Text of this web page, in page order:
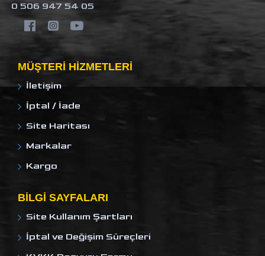
0 506 947 54 05
MÜŞTERI HIZMETLERI
İletişim
İptal / İade
Site Haritası
Markalar
Kargo
BILGI SAYFALARI
Site Kullanım Şartları
İptal ve Değişim Süreçleri